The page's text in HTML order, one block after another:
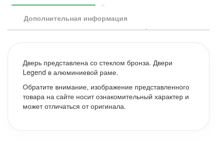
Дополнительная информация
Дверь представлена со стеклом бронза. Двери
Legend в алюминиевой раме.
Обратите внимание, изображение представленного
товара на сайте носит ознакомительный характер и
может отличаться от оригинала.